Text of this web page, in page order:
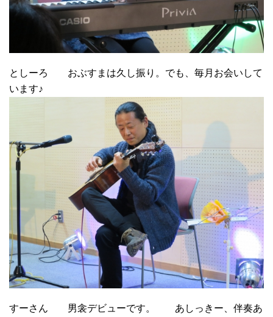
としーろ おぶすまは久し振り。でも、毎月お会いして
います♪
すーさん 男衾デビューです。 あしっきー、伴奏あ